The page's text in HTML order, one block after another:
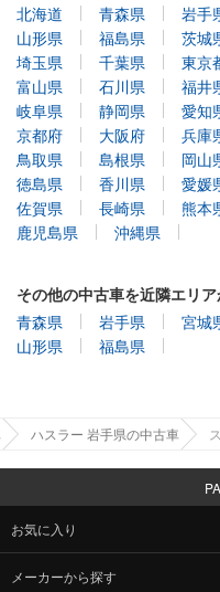
北海道
青森県 岩手
山形県
福島県 茨城
埼玉県
千葉県 東京
富山県
石川県 福井
岐阜県
静岡県 愛知
京都府
大阪府 兵庫
鳥取県
島根県 岡山
徳島県
香川県 愛媛
佐賀県
長崎県 熊本
鹿児島県
沖縄県
その他の中古車を近隣エリ
青森県
岩手県 宮城
山形県
福島県
ハスラー 岩手県の中古車
お気に入り
メーカーから探す